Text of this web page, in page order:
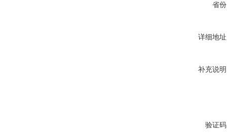
省份
详细地址
补充说明
验证码